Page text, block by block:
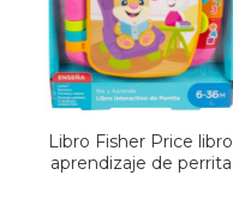
Libro Fisher Price libro
aprendizaje de perrita